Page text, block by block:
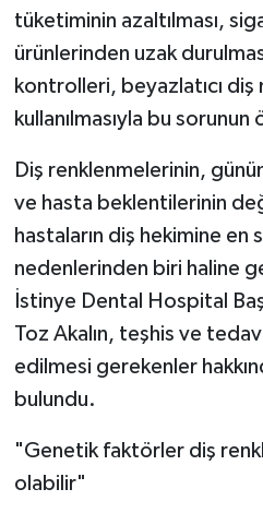
tüketiminin azaltılması,
ürünlerinden uzak
kontrolleri, beyazlatıcı diş
kullanılmasıyla bu
Diş renklenmelerinin,
ve hasta beklentilerinin
hastaların diş hekimine en
nedenlerinden biri haline
İstinye Dental Hospital
Toz Akalın, teşhis ve
edilmesi gerekenler
bulundu.
"Genetik faktörler diş
olabilir"